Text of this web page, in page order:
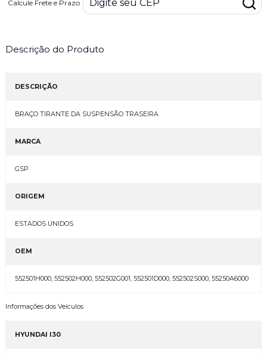
Calcule Frete e Prazo
Descrição do Produto
DESCRIÇÃO
BRAÇO TIRANTE DA SUSPENSÃO TRASEIRA
MARCA
GSP
ORIGEM
ESTADOS UNIDOS
OEM
552501H000, 552502H000, 552502G001, 552501D000, 552502S000, 55250A6000
Informações dos Veículos
HYUNDAI I30